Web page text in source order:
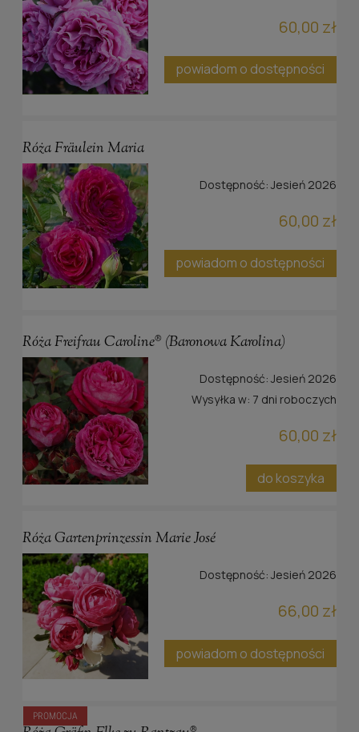
60,00 zł
powiadom o dostępności
Róża Fräulein Maria
Dostępność: Jesień 2026
60,00 zł
powiadom o dostępności
Róża Freifrau Caroline® (Baronowa Karolina)
Dostępność: Jesień 2026
Wysyłka w: 7 dni roboczych
60,00 zł
do koszyka
Róża Gartenprinzessin Marie José
Dostępność: Jesień 2026
66,00 zł
powiadom o dostępności
PROMOCJA